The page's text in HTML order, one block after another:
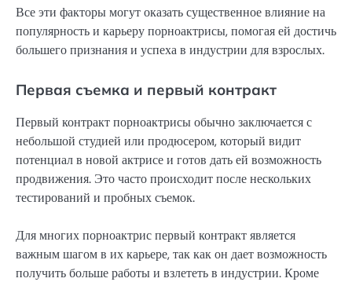
Все эти факторы могут оказать существенное влияние на
популярность и карьеру порноактрисы, помогая ей достичь
большего признания и успеха в индустрии для взрослых.
Первая съемка и первый контракт
Первый контракт порноактрисы обычно заключается с
небольшой студией или продюсером, который видит
потенциал в новой актрисе и готов дать ей возможность
продвижения. Это часто происходит после нескольких
тестирований и пробных съемок.
Для многих порноактрис первый контракт является
важным шагом в их карьере, так как он дает возможность
получить больше работы и взлететь в индустрии. Кроме